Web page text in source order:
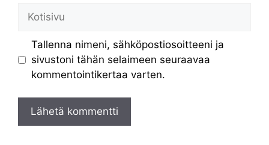
Tallenna nimeni, sähköpostiosoitteeni ja
sivustoni tähän selaimeen seuraavaa
kommentointikertaa varten.